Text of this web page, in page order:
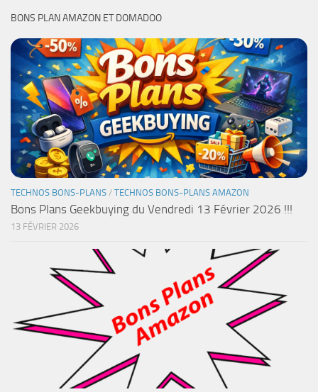
BONS PLAN AMAZON ET DOMADOO
TECHNOS BONS-PLANS / TECHNOS BONS-PLANS AMAZON
Bons Plans Geekbuying du Vendredi 13 Février 2026 !!!
13 FÉVRIER 2026